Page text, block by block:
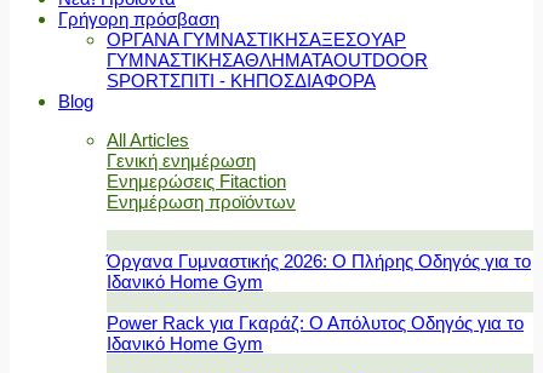
Γρήγορη πρόσβαση
ΟΡΓΑΝΑ ΓΥΜΝΑΣΤΙΚΗΣΑΞΕΣΟΥΑΡ
ΓΥΜΝΑΣΤΙΚΗΣΑΘΛΗΜΑΤΑOUTDOOR
SPORTΣΠΙΤΙ - ΚΗΠΟΣΔΙΑΦΟΡΑ
Blog
All Articles
Γενική ενημέρωση
Ενημερώσεις Fitaction
Ενημέρωση προϊόντων
Όργανα Γυμναστικής 2026: Ο Πλήρης Οδηγός για το
Ιδανικό Home Gym
Power Rack για Γκαράζ: Ο Απόλυτος Οδηγός για το
Ιδανικό Home Gym